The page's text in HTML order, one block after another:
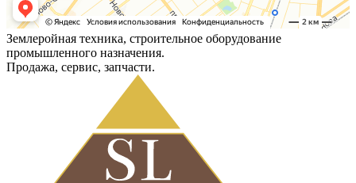
Землеройная техника, строительное оборудование
промышленного назначения.
Продажа, сервис, запчасти.